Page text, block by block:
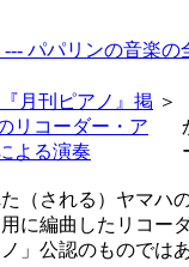
パパリンの音楽の
月刊ピアノ』掲
リコーダー・ア
よる演奏
＞
（される）ヤマハ
に編曲したリコー
」公認のものでは